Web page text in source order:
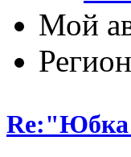
Мой
Re:"Юбка"